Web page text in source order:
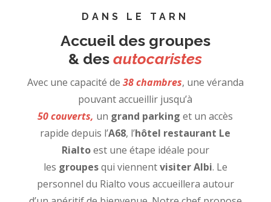
DANS LE TARN
Accueil des groupes
& desautocaristes
Avec une capacité de 38 chambres, une véranda
pouvant accueillir jusqu’à
50couverts, un grand parking et un accès
rapide depuis l’A68, l’hôtel restaurant Le
Rialtoest une étape idéale pour
les groupesqui viennentvisiter Albi. Le
personnel du Rialto vous accueillera autour